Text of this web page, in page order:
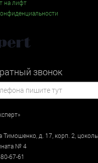
на лифт
звонок
Тимошенко, д. 17, корп. 2,
№ 4
67-61